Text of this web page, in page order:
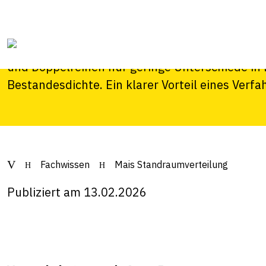
Versuchsjahr zeigten die verschiedenen
und Doppelreihen nur geringe Unterschiede in
Bestandesdichte. Ein klarer Vorteil eines
Fachwissen Mais Standraumverteilung
Publiziert am 13.02.2026